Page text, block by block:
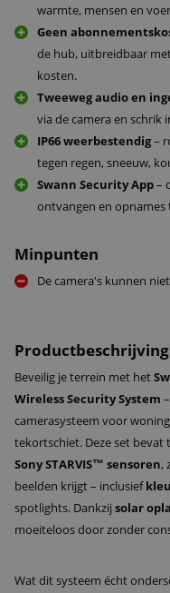
warmte, mensen en
Geen
de hub, uitbreidbaar
kosten.
Tweeweg audio en
via de camera en schrik
IP66 weerbestendig–
tegen regen, sneeuw,
Swann Security App–
ontvangen en
Minpunten
De camera's kunnen
Productbeschrijving
Beveilig je terrein met het
Wireless Security System
camerasysteem voor
tekortschiet. Deze set bevat
Sony STARVIS™ sensoren,
beelden krijgt – inclusief
spotlights. Dankzij solar
moeiteloos door zonder
Wat dit systeem écht